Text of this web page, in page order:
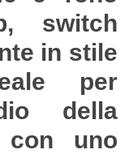
switch
in stile
per
della
con uno